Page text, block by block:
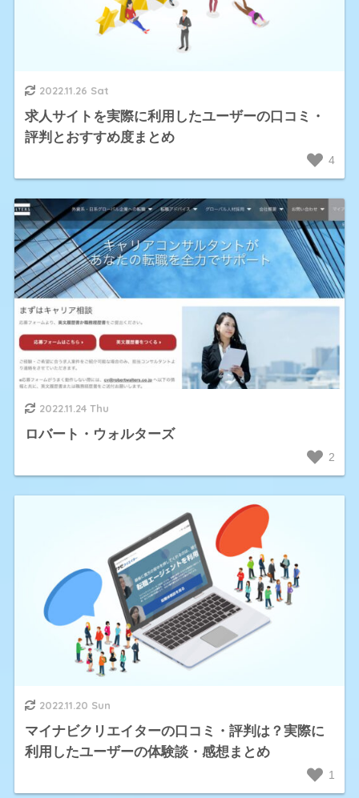
2022.11.26 Sat
求人サイトを実際に利用したユーザーの口コミ・
評判とおすすめ度まとめ
4
2022.11.24 Thu
ロバート・ウォルターズ
2
2022.11.20 Sun
マイナビクリエイターの口コミ・評判は？実際に
利用したユーザーの体験談・感想まとめ
1